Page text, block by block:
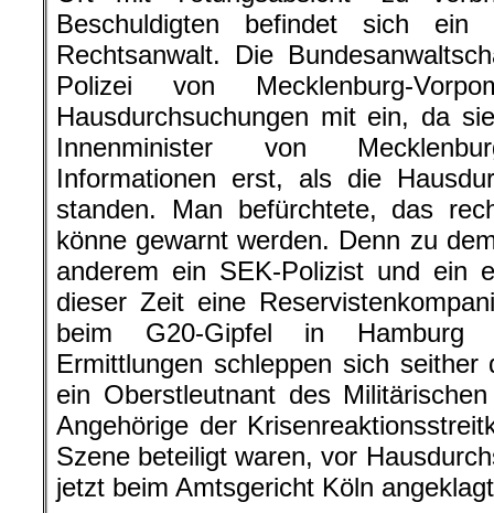
Beschuldigten befindet sich ein
Rechtsanwalt. Die
Polizei von Mecklenburg-
Hausdurchsuchungen mit ein, da
Innenminister von
Informationen erst, als die
standen. Man befürchtete, das
könne gewarnt werden. Denn zu
anderem ein SEK-Polizist und ein
dieser Zeit eine
beim G20-Gipfel in Hamburg
Ermittlungen schleppen sich
ein Oberstleutnant des
Angehörige der
Szene beteiligt waren, vor
jetzt beim Amtsgericht Köln